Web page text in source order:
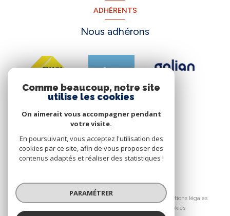
ADHÉRENTS
Nous adhérons
© 2026 | Tous droits réservés
Nos honoraires
Nos partenaires
Mentions légales
Cookies
Comme beaucoup, notre site
utilise les cookies
On aimerait vous accompagner pendant
votre visite.
En poursuivant, vous acceptez l'utilisation des
cookies par ce site, afin de vous proposer des
contenus adaptés et réaliser des statistiques !
PARAMÉTRER